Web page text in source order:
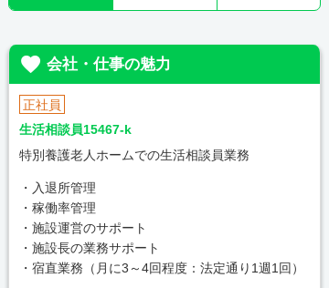
 会社・仕事の魅力
正社員
生活相談員15467-k
特別養護老人ホームでの生活相談員業務
・入退所管理
・稼働率管理
・施設運営のサポート
・施設長の業務サポート
・宿直業務（月に3～4回程度：法定通り1週1回）